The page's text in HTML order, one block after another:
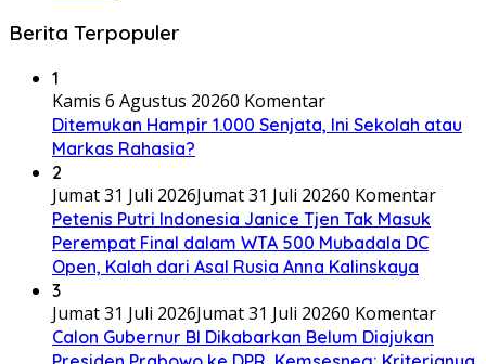
Berita Terpopuler
1
Kamis 6 Agustus 20260 Komentar
Ditemukan Hampir 1.000 Senjata, Ini Sekolah atau
Markas Rahasia?
2
Jumat 31 Juli 2026Jumat 31 Juli 20260 Komentar
Petenis Putri Indonesia Janice Tjen Tak Masuk
Perempat Final dalam WTA 500 Mubadala DC
Open, Kalah dari Asal Rusia Anna Kalinskaya
3
Jumat 31 Juli 2026Jumat 31 Juli 20260 Komentar
Calon Gubernur BI Dikabarkan Belum Diajukan